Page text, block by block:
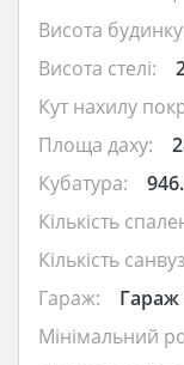
Висота
Висота стелі:
Кут нахилу
Площа даху:
Кубатура:
Кількість
Кількість
Гараж:
Гараж
Мінімальний